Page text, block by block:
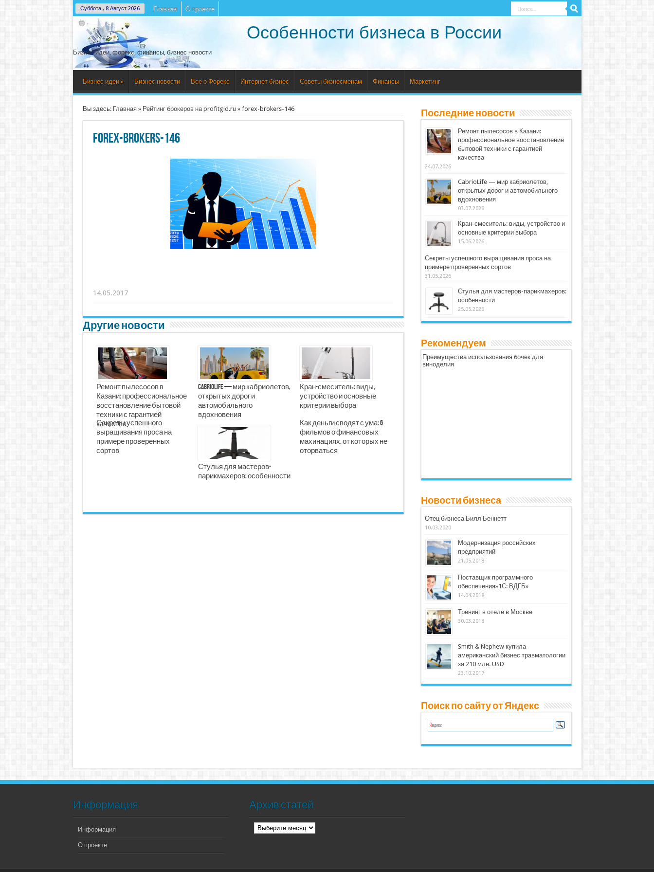
Суббота , 8 Август 2026 Главная О проекте
Особенности бизнеса в России
Бизнес идеи, форекс, финансы, бизнес новости
Бизнес идеи » Бизнес новости Все о Форекс Интернет бизнес Советы бизнесменам Финансы Маркетинг
Вы здесь: Главная» Рейтинг брокеров на profitgid.ru » forex-brokers-146
forex-brokers-146
14.05.2017
Другие новости
Ремонт пылесосов в
Казани: профессиональное
восстановление бытовой
техники с гарантией
качества
CabrioLife — мир кабриолетов,
открытых дорог и
автомобильного
вдохновения
Кран-смеситель: виды,
устройство и основные
критерии выбора
Секреты успешного
выращивания проса на
примере проверенных
сортов
Стулья для мастеров-
парикмахеров: особенности
Как деньги сводят с ума: 6
фильмов о финансовых
махинациях, от которых не
оторваться
Последние новости
Ремонт пылесосов в Казани:
профессиональное восстановление
бытовой техники с гарантией
качества
24.07.2026
CabrioLife — мир кабриолетов,
открытых дорог и автомобильного
вдохновения
03.07.2026
Кран-смеситель: виды, устройство и
основные критерии выбора
15.06.2026
Секреты успешного выращивания проса на
примере проверенных сортов
31.05.2026
Стулья для мастеров-парикмахеров:
особенности
25.05.2026
Рекомендуем
Преимущества использования бочек для
виноделия
Новости бизнеса
Отец бизнеса Билл Беннетт
10.03.2020
Модернизация российских
предприятий
21.05.2018
Поставщик программного
обеспечения»1С: ВДГБ»
14.04.2018
Тренинг в отеле в Москве
30.03.2018
Smith & Nephew купила
американский бизнес травматологии
за 210 млн. USD
23.10.2017
Поиск по сайту от Яндекс
Информация
Информация
О проекте
Архив статей
Архив
статей